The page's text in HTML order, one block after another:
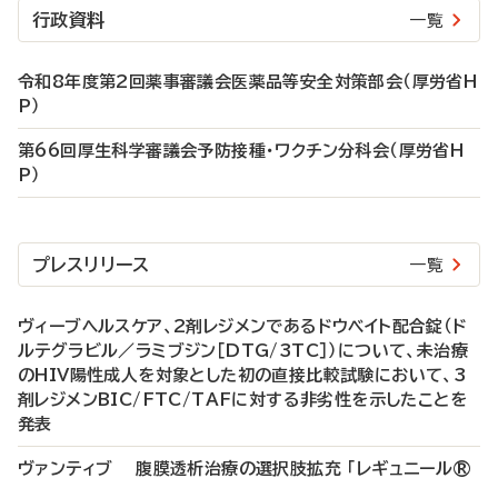
行政資料 一覧
令和8年度第2回薬事審議会医薬品等安全対策部会（厚労省H
P）
第66回厚生科学審議会予防接種・ワクチン分科会（厚労省H
P）
プレスリリース 一覧
ヴィーブヘルスケア、2剤レジメンであるドウベイト配合錠（ド
ルテグラビル／ラミブジン［DTG/3TC］）について、未治療
のHIV陽性成人を対象とした初の直接比較試験において、3
剤レジメンBIC/FTC/TAFに対する非劣性を示したことを
発表
ヴァンティブ 腹膜透析治療の選択肢拡充 「レギュニール®